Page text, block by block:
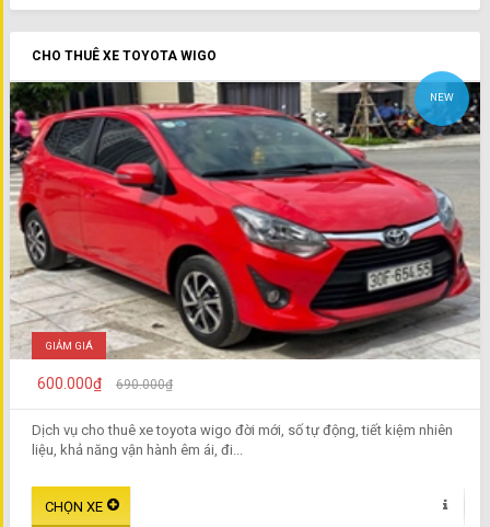
CHO THUÊ XE TOYOTA WIGO
NEW
GIẢM GIÁ
600.000₫ 690.000₫
Dịch vụ cho thuê xe toyota wigo đời mới, số tự động, tiết kiệm nhiên
liệu, khả năng vận hành êm ái, đi...